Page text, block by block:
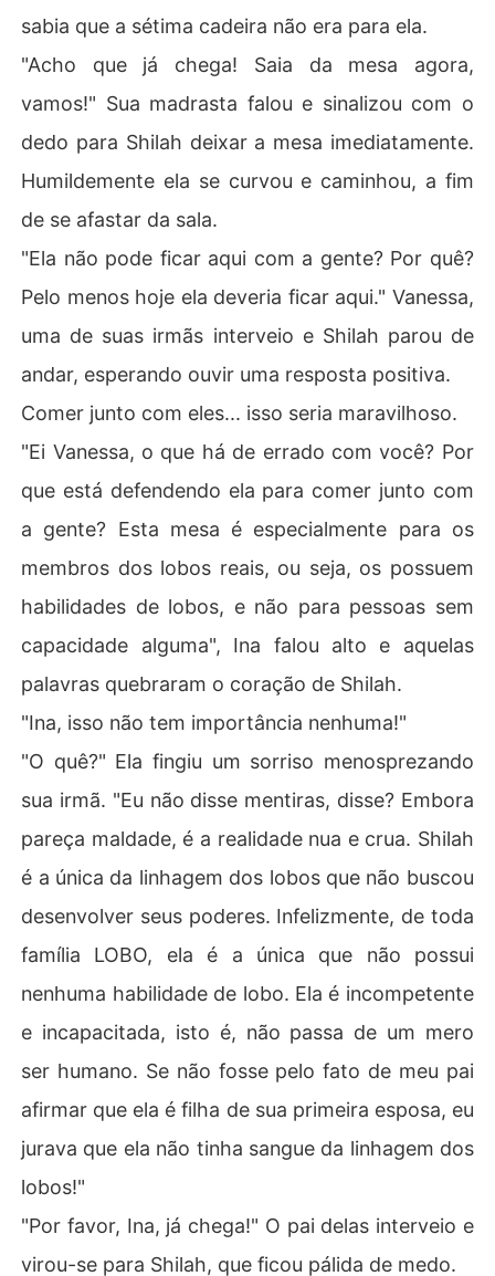
sabia que a sétima cadeira não era para ela.
"Acho que já chega! Saia da mesa agora,
vamos!" Sua madrasta falou e sinalizou com o
dedo para Shilah deixar a mesa imediatamente.
Humildemente ela se curvou e caminhou, a fim
de se afastar da sala.
"Ela não pode ficar aqui com a gente? Por quê?
Pelo menos hoje ela deveria ficar aqui." Vanessa,
uma de suas irmãs interveio e Shilah parou de
andar, esperando ouvir uma resposta positiva.
Comer junto com eles... isso seria maravilhoso.
"Ei Vanessa, o que há de errado com você? Por
que está defendendo ela para comer junto com
a gente? Esta mesa é especialmente para os
membros dos lobos reais, ou seja, os possuem
habilidades de lobos, e não para pessoas sem
capacidade alguma", Ina falou alto e aquelas
palavras quebraram o coração de Shilah.
"Ina, isso não tem importância nenhuma!"
"O quê?" Ela fingiu um sorriso menosprezando
sua irmã. "Eu não disse mentiras, disse? Embora
pareça maldade, é a realidade nua e crua. Shilah
é a única da linhagem dos lobos que não buscou
desenvolver seus poderes. Infelizmente, de toda
família LOBO, ela é a única que não possui
nenhuma habilidade de lobo. Ela é incompetente
e incapacitada, isto é, não passa de um mero
ser humano. Se não fosse pelo fato de meu pai
afirmar que ela é filha de sua primeira esposa, eu
jurava que ela não tinha sangue da linhagem dos
lobos!"
"Por favor, Ina, já chega!" O pai delas interveio e
virou-se para Shilah, que ficou pálida de medo.